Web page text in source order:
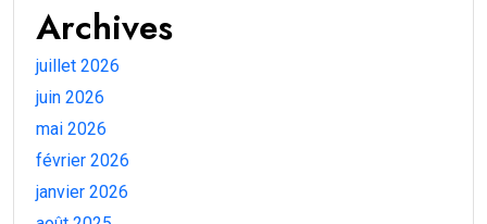
Archives
juillet 2026
juin 2026
mai 2026
février 2026
janvier 2026